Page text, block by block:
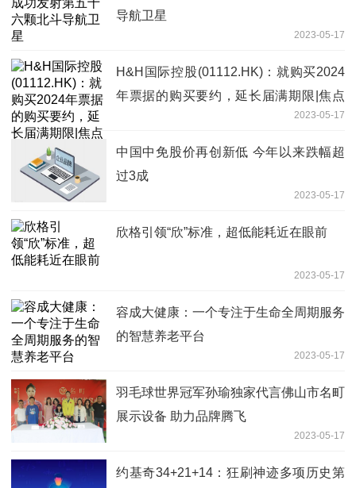
导航卫星
2023-05-17
H&H国际控股(01112.HK)：就购买2024
年票据的购买要约，延长届满期限|焦点
2023-05-17
中国中免股价再创新低 今年以来跌幅超
过3成
2023-05-17
欣格引领“欣”标准，超低能耗近在眼前
2023-05-17
容成大健康：一个专注于生命全周期服务
的智慧养老平台
2023-05-17
羽毛球世界冠军孙瑜独家代言佛山市名町
展示设备 助力品牌腾飞
2023-05-17
约基奇34+21+14：狂刷神迹多项历史第